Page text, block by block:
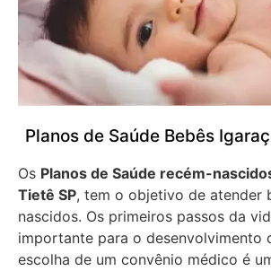
Planos de Saúde Bebês
Os Planos de Saúde recém-
Tietê SP, tem o objetivo de atender
nascidos. Os primeiros passos da
importante para o desenvolvimento
escolha de um convênio médico é